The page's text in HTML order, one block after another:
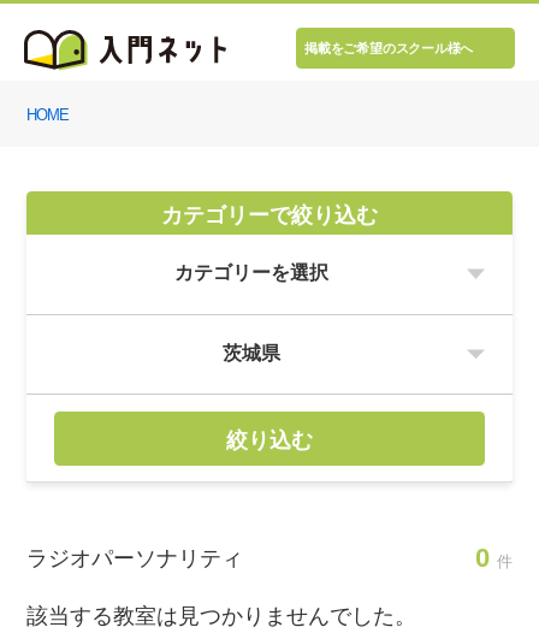
掲載をご希望のスクール様へ
HOME
カテゴリーで絞り込む
絞り込む
ラジオパーソナリティ 0 件
該当する教室は見つかりませんでした。